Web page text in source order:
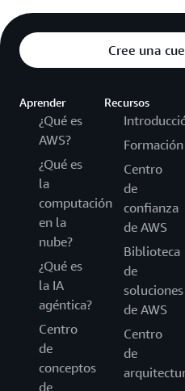
Cree una
Aprender
¿Qué es
AWS?
¿Qué es
la
computación
en la
nube?
¿Qué es
la IA
agéntica?
Centro
de
conceptos
de
Recursos
Formación
Centro
de
confianza
de AWS
Biblioteca
de
soluciones
de AWS
Centro
de